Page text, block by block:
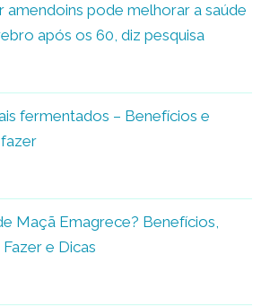
amendoins pode melhorar a saúde
após os 60, diz pesquisa
fermentados – Benefícios e
Maçã Emagrece? Benefícios,
e Dicas